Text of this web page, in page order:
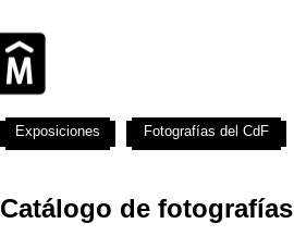
Catálogo de fotografías
Exposiciones Fotografías del CdF